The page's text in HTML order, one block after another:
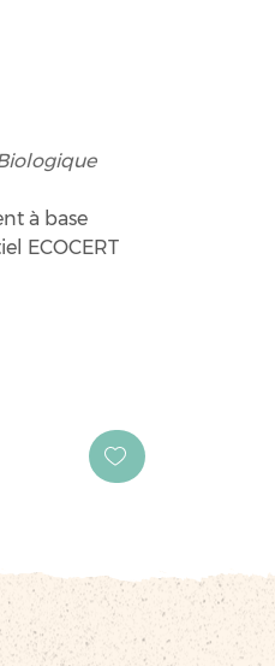
à base
ECOCERT